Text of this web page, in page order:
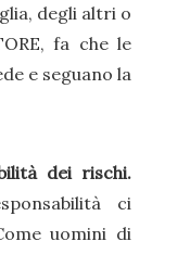
degli altri o
fa che le
e seguano la
dei rischi.
ci
uomini di